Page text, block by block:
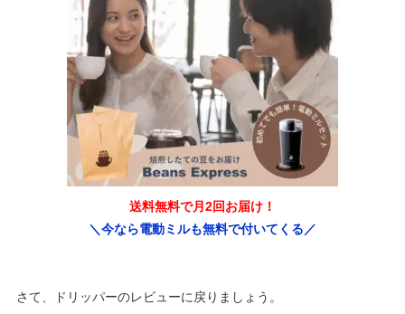
送料無料で月2回お届け！
＼今なら電動ミルも無料で付いてくる／
さて、ドリッパーのレビューに戻りましょう。